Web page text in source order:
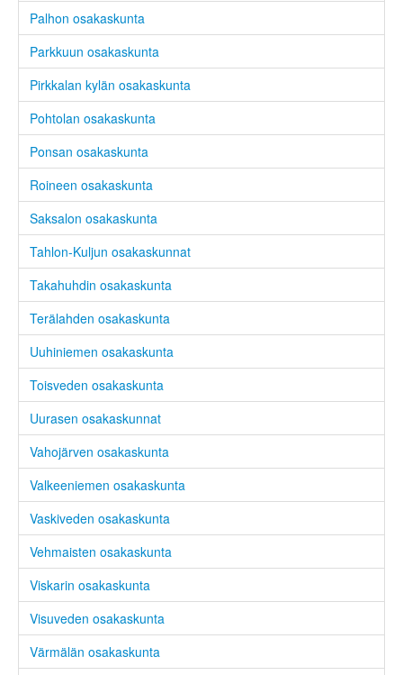
Palhon osakaskunta
Parkkuun osakaskunta
Pirkkalan kylän osakaskunta
Pohtolan osakaskunta
Ponsan osakaskunta
Roineen osakaskunta
Saksalon osakaskunta
Tahlon-Kuljun osakaskunnat
Takahuhdin osakaskunta
Terälahden osakaskunta
Uuhiniemen osakaskunta
Toisveden osakaskunta
Uurasen osakaskunnat
Vahojärven osakaskunta
Valkeeniemen osakaskunta
Vaskiveden osakaskunta
Vehmaisten osakaskunta
Viskarin osakaskunta
Visuveden osakaskunta
Värmälän osakaskunta